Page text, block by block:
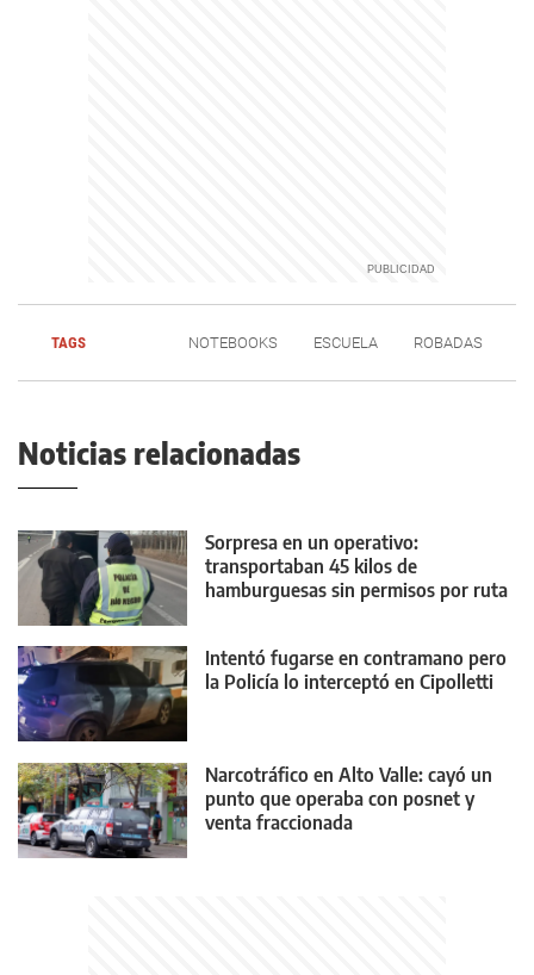
TAGS NOTEBOOKS ESCUELA ROBADAS
Noticias relacionadas
Sorpresa en un operativo:
transportaban 45 kilos de
hamburguesas sin permisos por ruta
Intentó fugarse en contramano pero
la Policía lo interceptó en Cipolletti
Narcotráfico en Alto Valle: cayó un
punto que operaba con posnet y
venta fraccionada